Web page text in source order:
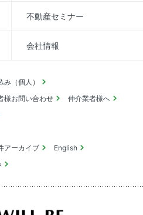
不動産セミナー
会社情報
み（個人）
様お問い合わせ
仲介業者様へ
アーカイブ
English